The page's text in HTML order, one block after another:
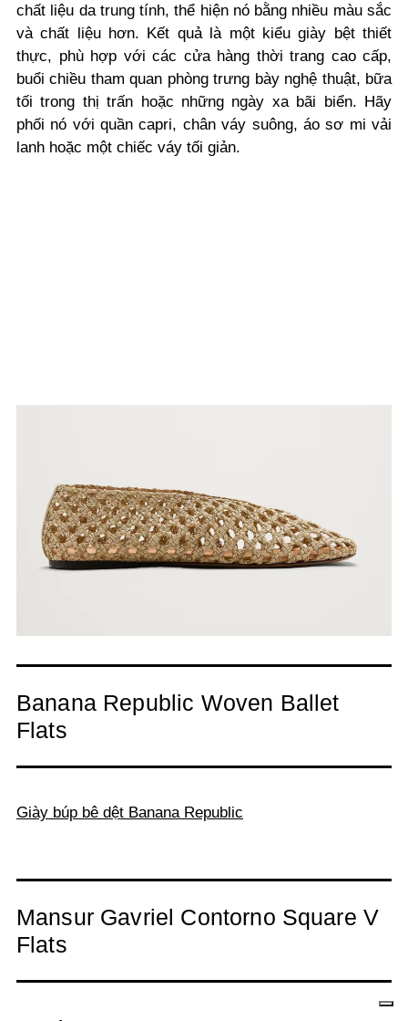
chất liệu da trung tính, thể hiện nó bằng nhiều màu sắc
và chất liệu hơn. Kết quả là một kiểu giày bệt thiết
thực, phù hợp với các cửa hàng thời trang cao cấp,
buổi chiều tham quan phòng trưng bày nghệ thuật, bữa
tối trong thị trấn hoặc những ngày xa bãi biển. Hãy
phối nó với quần capri, chân váy suông, áo sơ mi vải
lanh hoặc một chiếc váy tối giản.
Banana Republic Woven Ballet
Flats
Giày búp bê dệt Banana Republic
Mansur Gavriel Contorno Square V
Flats